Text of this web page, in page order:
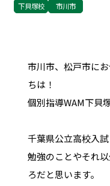
下貝塚校 市川市
市川市、松戸市に
ちは！
個別指導WAM下貝
千葉県公立高校入
勉強のことやそれ
ろだと思います。